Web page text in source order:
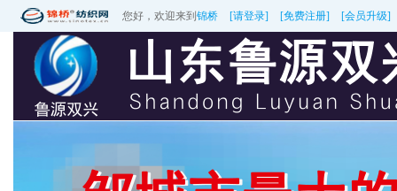
您好，欢迎来到 锦桥 [请登录] [免费注册] [会员升级]